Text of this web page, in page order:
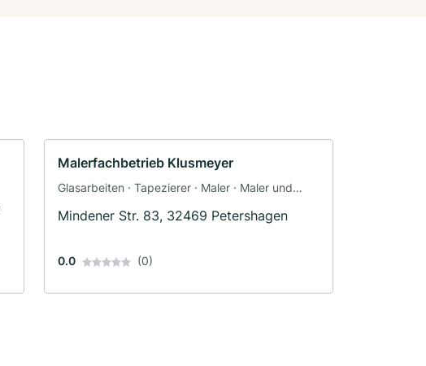
Malerfachbetrieb Klusmeyer
Glasarbeiten · Tapezierer · Maler · Maler und
Mindener Str. 83, 32469 Petershagen
0.0 (0)